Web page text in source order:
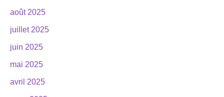
août 2025
juillet 2025
juin 2025
mai 2025
avril 2025